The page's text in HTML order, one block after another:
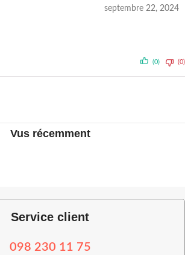
septembre 22, 2024
(0) (0)
Vus récemment
Service client
098 230 11 75